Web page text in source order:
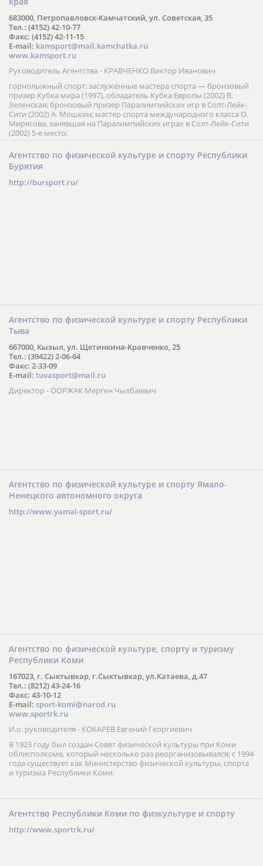
683000, Петропавловск-Камчатский, ул. Советская, 35
Тел.: (4152) 42-10-77
Факс: (4152) 42-11-15
E-mail: kamsport@mail.kamchatka.ru
www.kamsport.ru
Руководитель Агентства - КРАВЧЕНКО Виктор Иванович
горнолыжный спорт: заслуженные мастера спорта — бронзовый
призер Кубка мира (1997), обладатель Кубка Европы (2002) В.
Зеленская; бронзовый призер Паралимпийских игр в Солт-Лейк-
Сити (2002) А. Мошкин; мастер спорта международного класса О.
Мирясова, занявшая на Паралимпийских играх в Солт-Лейк-Сити
(2002) 5-е место;
Агентство по физической культуре и спорту Республики
Бурятия
http://bursport.ru/
Агентство по физической культуре и спорту Республики
Тыва
667000, Кызыл, ул. Щетинкина-Кравченко, 25
Тел.: (39422) 2-06-64
Факс: 2-33-09
E-mail: tuvasport@mail.ru
Директор - ООРЖАК Мерген Чылбаевич
Агентство по физической культуре и спорту Ямало-
Ненецкого автономного округа
http://www.yamal-sport.ru/
Агентство по физической культуре, спорту и туризму
Республики Коми
167023, г. Сыктывкар, г.Сыктывкар, ул.Катаева, д.47
Тел.: (8212) 43-24-16
Факс: 43-10-12
E-mail: sport-komi@narod.ru
www.sportrk.ru
И.о. руководителя - КОКАРЕВ Евгений Георгиевич
В 1923 году был создан Совет физической культуры при Коми
облисполкоме, который несколько раз реорганизовывался; с 1994
года существует как Министерство физической культуры, спорта
и туризма Республики Коми.
Агентство Республики Коми по физкультуре и спорту
http://www.sportrk.ru/